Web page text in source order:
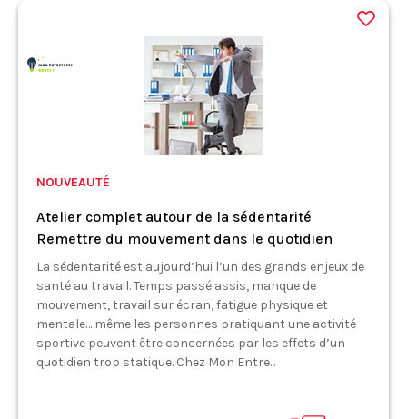
NOUVEAUTÉ
Atelier complet autour de la sédentarité
Remettre du mouvement dans le quotidien
La sédentarité est aujourd’hui l’un des grands enjeux de
santé au travail. Temps passé assis, manque de
mouvement, travail sur écran, fatigue physique et
mentale… même les personnes pratiquant une activité
sportive peuvent être concernées par les effets d’un
quotidien trop statique. Chez Mon Entre...